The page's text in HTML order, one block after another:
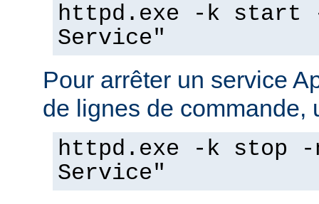
httpd.exe -k start -
Service"
Pour arrêter un service
de lignes de commande,
httpd.exe -k stop -
Service"